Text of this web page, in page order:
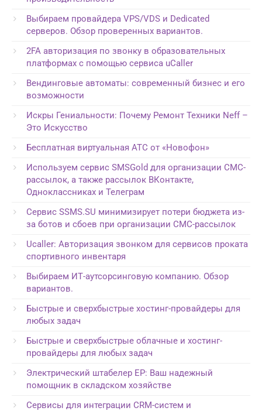
Выбираем провайдера VPS/VDS и Dedicated
серверов. Обзор проверенных вариантов.
2FA авторизация по звонку в образовательных
платформах с помощью сервиса uCaller
Вендинговые автоматы: современный бизнес и его
возможности
Искры Гениальности: Почему Ремонт Техники Neff –
Это Искусство
Бесплатная виртуальная АТС от «Новофон»
Используем сервис SMSGold для организации СМС-
рассылок, а также рассылок ВКонтакте,
Одноклассниках и Телеграм
Сервис SSMS.SU минимизирует потери бюджета из-
за ботов и сбоев при организации СМС-рассылок
Ucaller: Авторизация звонком для сервисов проката
спортивного инвентаря
Выбираем ИТ-аутсорсинговую компанию. Обзор
вариантов.
Быстрые и сверхбыстрые хостинг-провайдеры для
любых задач
Быстрые и сверхбыстрые облачные и хостинг-
провайдеры для любых задач
Электрический штабелер EP: Ваш надежный
помощник в складском хозяйстве
Сервисы для интеграции CRM-систем и